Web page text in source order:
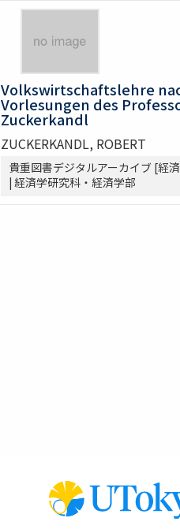
Volkswirtschaftslehre
Vorlesungen des
Zuckerkandl
ZUCKERKANDL, ROBERT
貴重図書デジタルアーカイブ [経
| 経済学研究科・経済学部